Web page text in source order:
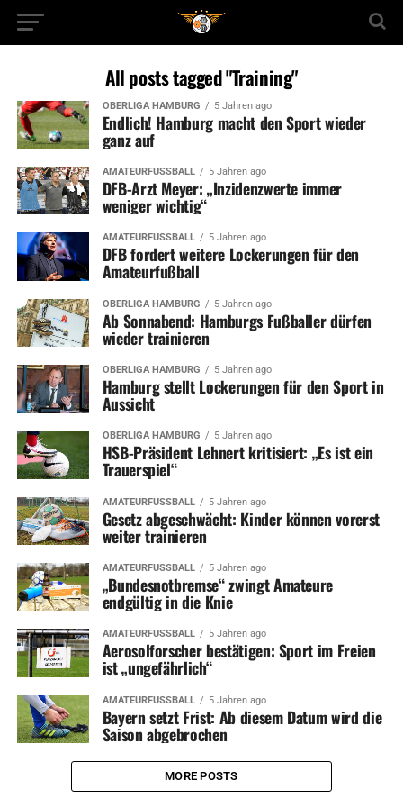
All posts tagged "Training"
OBERLIGA HAMBURG 5 Jahren ago
Endlich! Hamburg macht den Sport wieder
ganz auf
AMATEURFUSSBALL 5 Jahren ago
DFB-Arzt Meyer: „Inzidenzwerte immer
weniger wichtig“
AMATEURFUSSBALL 5 Jahren ago
DFB fordert weitere Lockerungen für den
Amateurfußball
OBERLIGA HAMBURG 5 Jahren ago
Ab Sonnabend: Hamburgs Fußballer dürfen
wieder trainieren
OBERLIGA HAMBURG 5 Jahren ago
Hamburg stellt Lockerungen für den Sport in
Aussicht
OBERLIGA HAMBURG 5 Jahren ago
HSB-Präsident Lehnert kritisiert: „Es ist ein
Trauerspiel“
AMATEURFUSSBALL 5 Jahren ago
Gesetz abgeschwächt: Kinder können vorerst
weiter trainieren
AMATEURFUSSBALL 5 Jahren ago
„Bundesnotbremse“ zwingt Amateure
endgültig in die Knie
AMATEURFUSSBALL 5 Jahren ago
Aerosolforscher bestätigen: Sport im Freien
ist „ungefährlich“
AMATEURFUSSBALL 5 Jahren ago
Bayern setzt Frist: Ab diesem Datum wird die
Saison abgebrochen
MORE POSTS